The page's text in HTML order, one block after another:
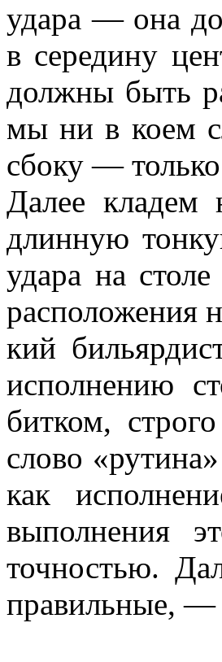
удара — она
в середину
должны быть
мы ни в коем
сбоку —
Далее кладем
длинную
удара на
расположения
кий
исполнению
битком,
слово
как
выполнения
точностью.
правильные, —